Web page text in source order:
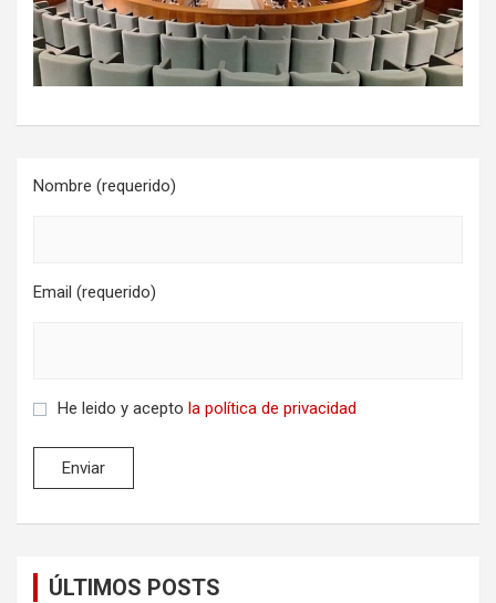
Nombre (requerido)
Email (requerido)
He leido y acepto la política de privacidad
ÚLTIMOS POSTS